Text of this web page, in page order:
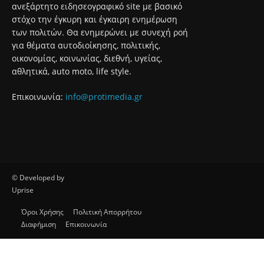
ανεξάρτητο ειδησεογραφικό site με βασικό
στόχο την έγκυρη και έγκαιρη ενημέρωση
των πολιτών. Θα ενημερώνει με συνεχή ροή
για θέματα αυτοδιοίκησης, πολιτικής,
οικονομίας, κοινωνίας, διεθνή, υγείας,
αθλητικά, auto moto, life style.
Επικοινωνία: info@protimedia.gr
© Developed by
Uprise
Όροι Χρήσης
Πολιτική Απορρήτου
Διαφήμιση
Επικοινωνία